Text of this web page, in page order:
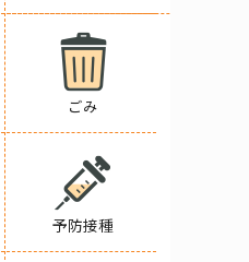
ごみ
予防接種